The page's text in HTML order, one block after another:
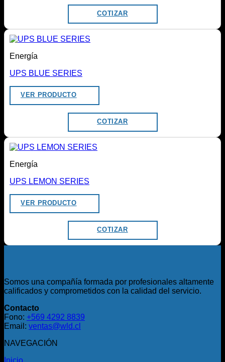
COTIZAR
Energía
UPS BLUE SERIES
VER PRODUCTO
COTIZAR
Energía
UPS LEMON SERIES
VER PRODUCTO
COTIZAR
Somos una compañía formada por profesionales altamente
calificados y comprometidos con la calidad del servicio.
Contacto
Fono: +569 4292 8839
Email: ventas@wld.cl
NAVEGACIÓN
Inicio